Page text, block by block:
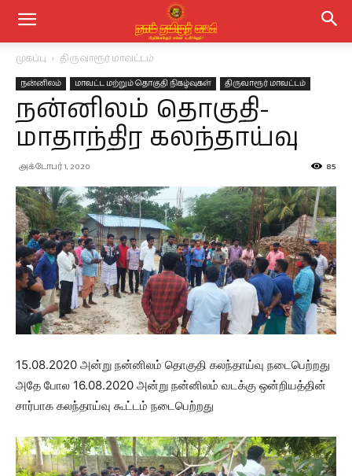
முகப்பு திருவாரூர் மாவட்டம்
நன்னிலம் மாவட்ட மற்றும் தொகுதி நிகழ்வுகள் திருவாரூர் மாவட்டம்
நன்னிலம் தொகுதி-
மாதாந்திர கலந்தாய்வு
அக்டோபர் 1, 2020 85
15.08.2020 அன்று நன்னிலம் தொகுதி கலந்தாய்வு நடைபெற்றது
அதே போல 16.08.2020 அன்று நன்னிலம் வடக்கு ஒன்றியத்தின்
சார்பாக கலந்தாய்வு கூட்டம் நடைபெற்றது